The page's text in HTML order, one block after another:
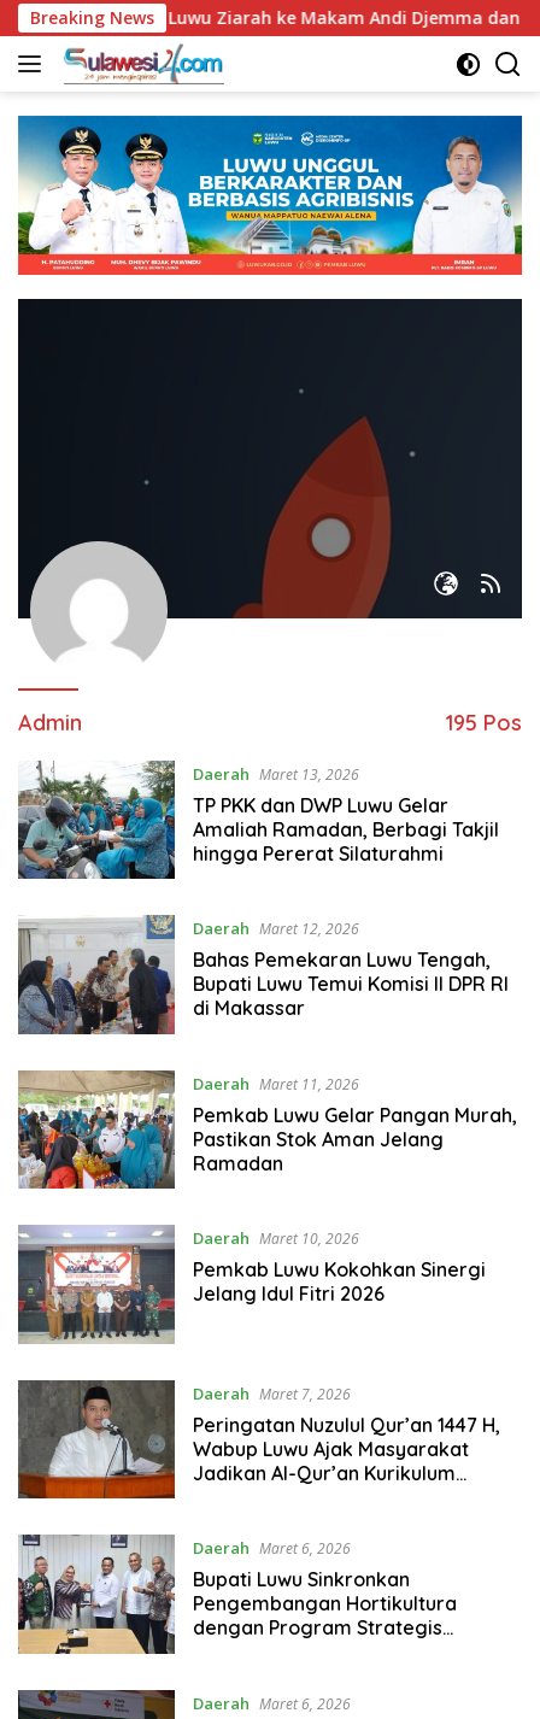
Langsung
ke
konten
Breaking News
ke-67, Bupati Luwu Ziarah ke Makam Andi Djemma dan
Admin 195 Pos
Daerah Maret 13, 2026
TP PKK dan DWP Luwu Gelar
Amaliah Ramadan, Berbagi Takjil
hingga Pererat Silaturahmi
Daerah Maret 12, 2026
Bahas Pemekaran Luwu Tengah,
Bupati Luwu Temui Komisi II DPR RI
di Makassar
Daerah Maret 11, 2026
Pemkab Luwu Gelar Pangan Murah,
Pastikan Stok Aman Jelang
Ramadan
Daerah Maret 10, 2026
Pemkab Luwu Kokohkan Sinergi
Jelang Idul Fitri 2026
Daerah Maret 7, 2026
Peringatan Nuzulul Qur’an 1447 H,
Wabup Luwu Ajak Masyarakat
Jadikan Al-Qur’an Kurikulum
Daerah Maret 6, 2026
Bupati Luwu Sinkronkan
Pengembangan Hortikultura
dengan Program Strategis
Daerah Maret 6, 2026